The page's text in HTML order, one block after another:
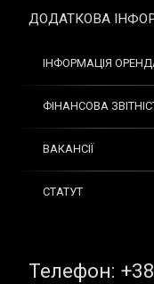
ДОДАТКОВА
ІНФОРМАЦІЯ
ФІНАНСОВА
ВАКАНСІЇ
СТАТУТ
Tel:
Телефон: